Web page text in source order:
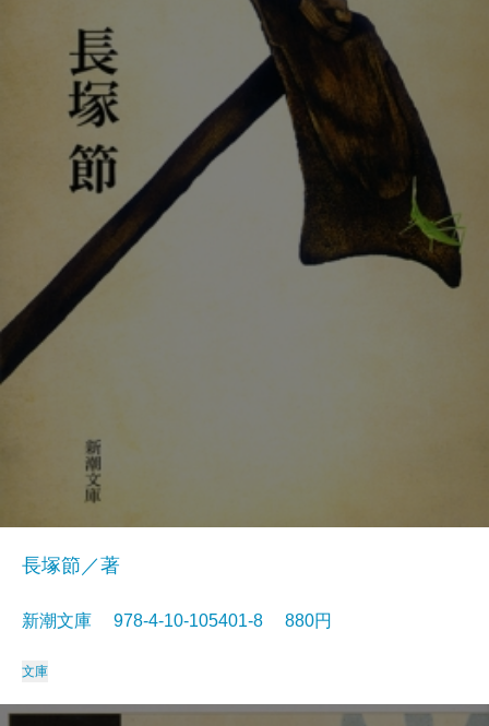
長塚節／著
新潮文庫 978-4-10-105401-8 880円
文庫